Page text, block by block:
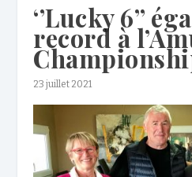
‘’Lucky 6’’
record à
23 juillet 2021